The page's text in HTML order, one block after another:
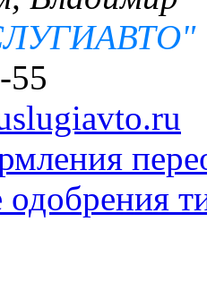
55
одобрения